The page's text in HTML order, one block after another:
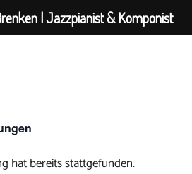
hat bereits stattgefunden.
| Jazzpianist & Komponist